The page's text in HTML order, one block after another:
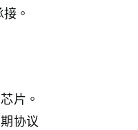
。
片。
协议